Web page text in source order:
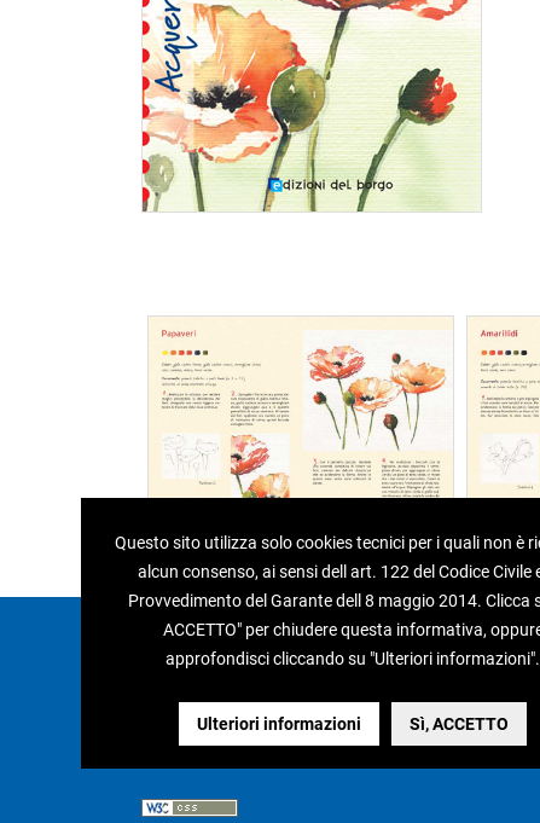
Edizioni del Borgo s.r.l.
Via Caduti di Reggio Emilia, 15
Tel 051.75.33.58 / 75.14.39 - Fax 051.75.26.37
P.IVA 01876071208
Questo sito utilizza solo cookies tecnici per i quali non è
alcun consenso, ai sensi dell art. 122 del Codice Civile
Provvedimento del Garante dell 8 maggio 2014. Clicca
ACCETTO" per chiudere questa informativa,
approfondisci cliccando su "Ulteriori informazioni".
Ulteriori informazioni Sì, ACCETTO